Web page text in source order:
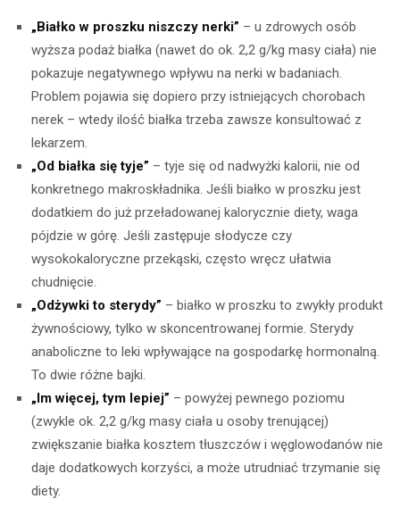
„Białko w proszku niszczy nerki” – u zdrowych osób
wyższa podaż białka (nawet do ok. 2,2 g/kg masy ciała) nie
pokazuje negatywnego wpływu na nerki w badaniach.
Problem pojawia się dopiero przy istniejących chorobach
nerek – wtedy ilość białka trzeba zawsze konsultować z
lekarzem.
„Od białka się tyje” – tyje się od nadwyżki kalorii, nie od
konkretnego makroskładnika. Jeśli białko w proszku jest
dodatkiem do już przeładowanej kalorycznie diety, waga
pójdzie w górę. Jeśli zastępuje słodycze czy
wysokokaloryczne przekąski, często wręcz ułatwia
chudnięcie.
„Odżywki to sterydy” – białko w proszku to zwykły produkt
żywnościowy, tylko w skoncentrowanej formie. Sterydy
anaboliczne to leki wpływające na gospodarkę hormonalną.
To dwie różne bajki.
„Im więcej, tym lepiej” – powyżej pewnego poziomu
(zwykle ok. 2,2 g/kg masy ciała u osoby trenującej)
zwiększanie białka kosztem tłuszczów i węglowodanów nie
daje dodatkowych korzyści, a może utrudniać trzymanie się
diety.